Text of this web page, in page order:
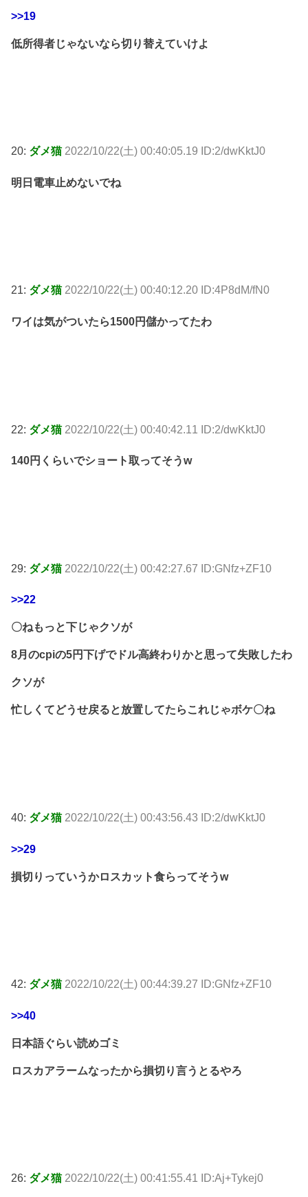
>>19
低所得者じゃないなら切り替えていけよ
20: ダメ猫 2022/10/22(土) 00:40:05.19 ID:2/dwKktJ0
明日電車止めないでね
21: ダメ猫 2022/10/22(土) 00:40:12.20 ID:4P8dM/fN0
ワイは気がついたら1500円儲かってたわ
22: ダメ猫 2022/10/22(土) 00:40:42.11 ID:2/dwKktJ0
140円くらいでショート取ってそうw
29: ダメ猫 2022/10/22(土) 00:42:27.67 ID:GNfz+ZF10
>>22
〇ねもっと下じゃクソが
8月のcpiの5円下げでドル高終わりかと思って失敗したわ
クソが
忙しくてどうせ戻ると放置してたらこれじゃボケ〇ね
40: ダメ猫 2022/10/22(土) 00:43:56.43 ID:2/dwKktJ0
>>29
損切りっていうかロスカット食らってそうw
42: ダメ猫 2022/10/22(土) 00:44:39.27 ID:GNfz+ZF10
>>40
日本語ぐらい読めゴミ
ロスカアラームなったから損切り言うとるやろ
26: ダメ猫 2022/10/22(土) 00:41:55.41 ID:Aj+Tykej0